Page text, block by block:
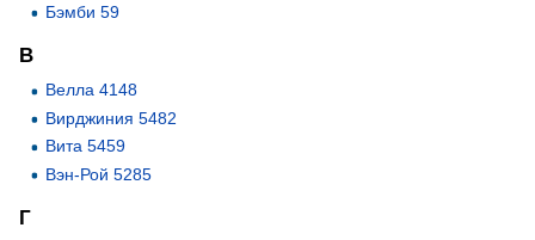
Бэмби 59
В
Велла 4148
Вирджиния 5482
Вита 5459
Вэн-Рой 5285
Г